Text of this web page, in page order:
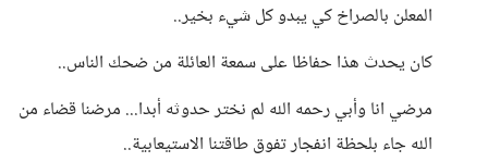
المعلن بالصراخ كي يبدو كل شيء بخير..
كان يحدث هذا حفاظا على سمعة العائلة من ضحك الناس..
مرضي انا وأبي رحمه الله لم نختر حدوثه أبدا... مرضنا قضاء من
الله جاء بلحظة انفجار تفوق طاقتنا الاستيعابية..